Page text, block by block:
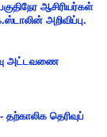
ஆசிரியர்கள்
அறிவிப்பு.
அட்டவணை
தற்காலிக தெரிவுப்